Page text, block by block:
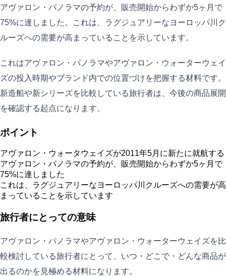
アヴァロン・パノラマの予約が、販売開始からわずか5ヶ月で
75%に達しました。これは、ラグジュアリーなヨーロッパ川ク
ルーズへの需要が高まっていることを示しています。
これはアヴァロン・パノラマやアヴァロン・ウォーターウェイ
ズの投入時期やブランド内での位置づけを把握する材料です。
新造船や新シリーズを比較している旅行者は、今後の商品展開
を確認する起点になります。
ポイント
アヴァロン・ウォータウェイズが2011年5月に新たに就航する
アヴァロン・パノラマの予約が、販売開始からわずか5ヶ月で
75%に達しました
これは、ラグジュアリーなヨーロッパ川クルーズへの需要が高
まっていることを示しています
旅行者にとっての意味
アヴァロン・パノラマやアヴァロン・ウォーターウェイズを比
較検討している旅行者にとって、いつ・どこで・どんな商品が
出るのかを見極める材料になります。